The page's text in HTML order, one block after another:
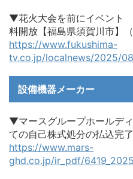
▼花火大会を前にイベント
料開放【福島県須賀川市】（
https://www.fukushima-
tv.co.jp/localnews/2025/
設備機器メーカー
▼マースグループホールデ
ての自己株式処分の払込完
https://www.mars-
ghd.co.jp/ir_pdf/